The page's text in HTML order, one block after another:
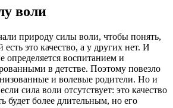
воли
природу силы воли, чтобы понять,
это качество, а у других нет. И
определяется воспитанием и
в детстве. Поэтому повезло
и волевые родители. Но и
сила воли отсутствует: это качество
будет более длительным, но его